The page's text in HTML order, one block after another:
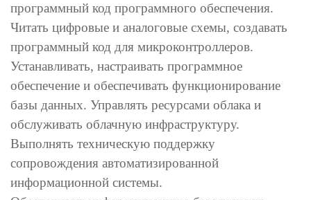
программный код программного обеспечения.
Читать цифровые и аналоговые схемы, создавать
программный код для микроконтроллеров.
Устанавливать, настраивать программное
обеспечение и обеспечивать функционирование
базы данных. Управлять ресурсами облака и
обслуживать облачную инфраструктуру.
Выполнять техническую поддержку
сопровождения автоматизированной
информационной системы.